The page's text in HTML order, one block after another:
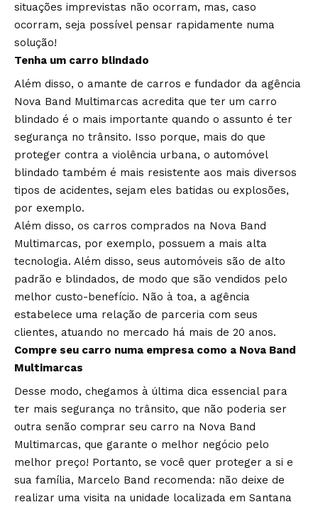
situações imprevistas não ocorram, mas, caso
ocorram, seja possível pensar rapidamente numa
solução!
Tenha um carro blindado
Além disso, o amante de carros e fundador da agência
Nova Band Multimarcas acredita que ter um carro
blindado é o mais importante quando o assunto é ter
segurança no trânsito. Isso porque, mais do que
proteger contra a violência urbana, o automóvel
blindado também é mais resistente aos mais diversos
tipos de acidentes, sejam eles batidas ou explosões,
por exemplo.
Além disso, os carros comprados na Nova Band
Multimarcas, por exemplo, possuem a mais alta
tecnologia. Além disso, seus automóveis são de alto
padrão e blindados, de modo que são vendidos pelo
melhor custo-benefício. Não à toa, a agência
estabelece uma relação de parceria com seus
clientes, atuando no mercado há mais de 20 anos.
Compre seu carro numa empresa como a Nova Band
Multimarcas
Desse modo, chegamos à última dica essencial para
ter mais segurança no trânsito, que não poderia ser
outra senão comprar seu carro na Nova Band
Multimarcas, que garante o melhor negócio pelo
melhor preço! Portanto, se você quer proteger a si e
sua família, Marcelo Band recomenda: não deixe de
realizar uma visita na unidade localizada em Santana